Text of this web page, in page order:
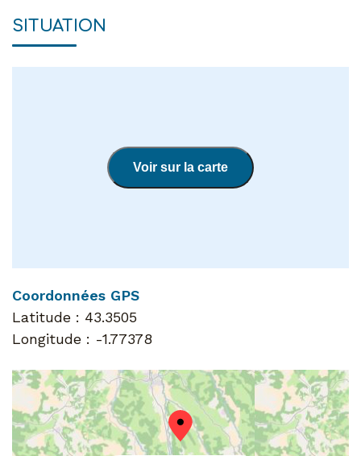
SITUATION
Voir sur la carte
Coordonnées GPS
Latitude : 43.3505
Longitude : -1.77378